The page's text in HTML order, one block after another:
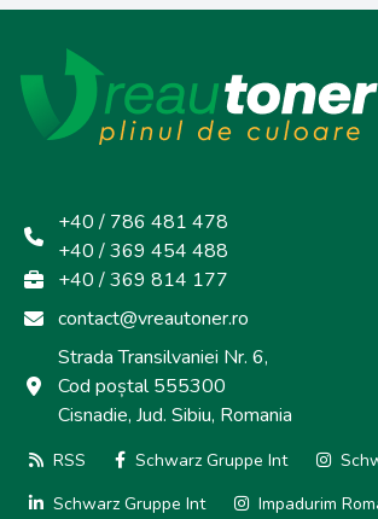
+40 / 786 481 478
+40 / 369 454 488
+40 / 369 814 177
contact@vreautoner.ro
Strada Transilvaniei Nr. 6,
Cod poștal 555300
Cisnadie, Jud. Sibiu, Romania
RSS Schwarz Gruppe Int
Schwarz Gruppe Int
Impadurim